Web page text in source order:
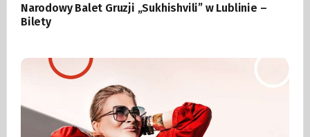
Narodowy Balet Gruzji „Sukhishvili” w Lublinie –
Bilety